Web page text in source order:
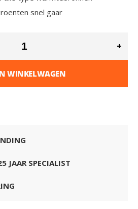
snel gaar
WINKELWAGEN
JAAR SPECIALIST